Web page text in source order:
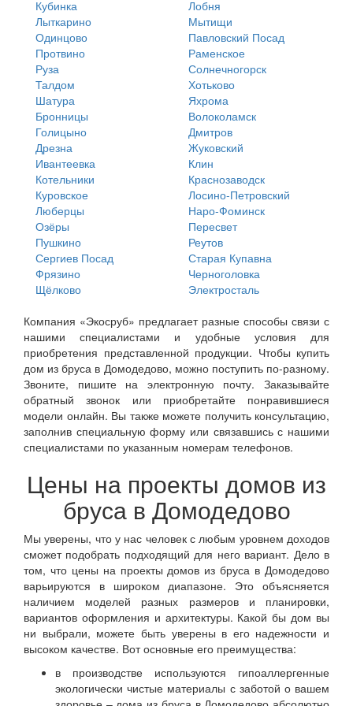
Кубинка
Лобня
Лыткарино
Мытищи
Одинцово
Павловский Посад
Протвино
Раменское
Руза
Солнечногорск
Талдом
Хотьково
Шатура
Яхрома
Бронницы
Волоколамск
Голицыно
Дмитров
Дрезна
Жуковский
Ивантеевка
Клин
Котельники
Краснозаводск
Куровское
Лосино-Петровский
Люберцы
Наро-Фоминск
Озёры
Пересвет
Пушкино
Реутов
Сергиев Посад
Старая Купавна
Фрязино
Черноголовка
Щёлково
Электросталь
Компания «Экосруб» предлагает разные способы связи с
нашими специалистами и удобные условия для
приобретения представленной продукции. Чтобы купить
дом из бруса в Домодедово, можно поступить по-разному.
Звоните, пишите на электронную почту. Заказывайте
обратный звонок или приобретайте понравившиеся
модели онлайн. Вы также можете получить консультацию,
заполнив специальную форму или связавшись с нашими
специалистами по указанным номерам телефонов.
Цены на проекты домов из
бруса в Домодедово
Мы уверены, что у нас человек с любым уровнем доходов
сможет подобрать подходящий для него вариант. Дело в
том, что цены на проекты домов из бруса в Домодедово
варьируются в широком диапазоне. Это объясняется
наличием моделей разных размеров и планировки,
вариантов оформления и архитектуры. Какой бы дом вы
ни выбрали, можете быть уверены в его надежности и
высоком качестве. Вот основные его преимущества:
в производстве используются гипоаллергенные
экологически чистые материалы с заботой о вашем